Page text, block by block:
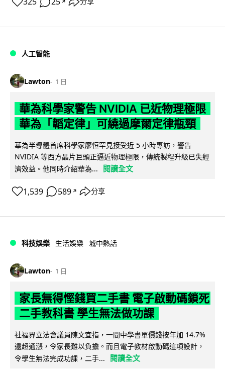
↗
人工智能
Lawton 1 日
華為科學家警告 NVIDIA 已近物理極限
華為「韜定律」可繞過摩爾定律瓶頸
華為半導體首席科學家廖恒罕見接受近 5 小時專訪，警告
NVIDIA 等西方晶片巨頭正逼近物理極限，傳統製程升級已失經
濟效益。他同時介紹華為...
閱讀全文
1,539 589 ↗ 分享
科技娛樂 生活娛樂 城中熱話
Lawton 1 日
家長無得慳錢買二手書 電子啟動碼鎖死
二手教科書 學生無法做功課
社福界立法會議員陳文宜指，一間中學書單價錢按年加 14.7%
遠超通漲，令家長難以負擔。而且電子教材啟動碼這項設計，
令學生無法完成功課，二手...
閱讀全文